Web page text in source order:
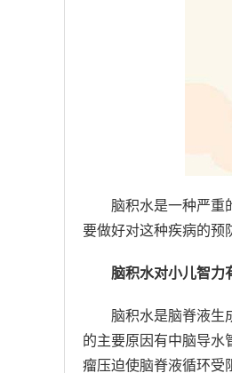
脑积水是一种严重
要做好对这种疾病的预
脑积水对小儿智力
脑积水是脑脊液生
的主要原因有中脑导水
瘤压迫使脑脊液循环受